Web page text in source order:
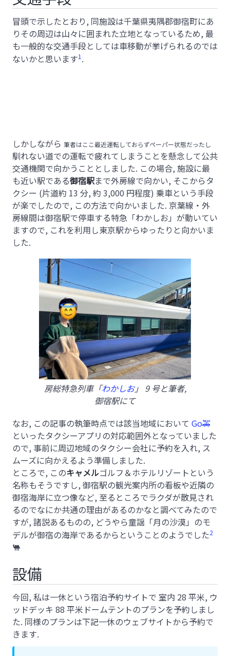
冒頭で示したとおり, 同施設は千葉県夷隅郡御宿町にあ
りその周辺は山々に囲まれた立地となっているため, 最
も一般的な交通手段としては車移動が挙げられるのでは
ないかと思います1 .
しかしながら 筆者はここ最近運転しておらずペーパー状態だったし
馴れない道での運転で疲れてしまうことを懸念して公共
交通機関で向かうこととしました. この場合, 施設に最
も近い駅である御宿駅まで外房線で向かい, そこからタ
クシー (片道約 13 分, 約 3,000 円程度) 乗車という手段
が楽でしたので, この方法で向かいました. 京葉線・外
房線間は御宿駅で停車する特急「わかしお」が動いてい
ますので, これを利用し東京駅からゆったりと向かいま
した.
房総特急列車「わかしお」 9 号と筆者,
御宿駅にて
なお, この記事の執筆時点では該当地域において Go🚕
といったタクシーアプリの対応範囲外となっていました
ので, 事前に周辺地域のタクシー会社に予約を入れ, ス
ムーズに向かえるよう準備しました.
ところで, このキャメルゴルフ＆ホテルリゾートという
名称もそうですし, 御宿駅の観光案内所の看板や近隣の
御宿海岸に立つ像など, 至るところでラクダが散見され
るのでなにか共通の理由があるのかなと調べてみたので
すが, 諸説あるものの, どうやら童謡「月の沙漠」のモ
デルが御宿の海岸であるからということのようでした2
🐫
設備
今回, 私は一休という宿泊予約サイトで 室内 28 平米, ウ
ッドデッキ 88 平米ドームテントのプランを予約しまし
た. 同様のプランは下記一休のウェブサイトから予約で
きます.